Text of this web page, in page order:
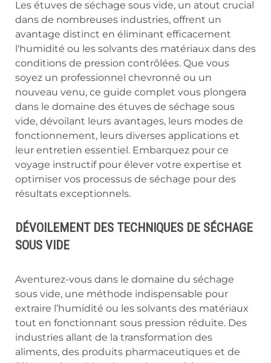
Les étuves de séchage sous vide, un atout crucial
dans de nombreuses industries, offrent un
avantage distinct en éliminant efficacement
l'humidité ou les solvants des matériaux dans des
conditions de pression contrôlées. Que vous
soyez un professionnel chevronné ou un
nouveau venu, ce guide complet vous plongera
dans le domaine des étuves de séchage sous
vide, dévoilant leurs avantages, leurs modes de
fonctionnement, leurs diverses applications et
leur entretien essentiel. Embarquez pour ce
voyage instructif pour élever votre expertise et
optimiser vos processus de séchage pour des
résultats exceptionnels.
DÉVOILEMENT DES TECHNIQUES DE SÉCHAGE
SOUS VIDE
Aventurez-vous dans le domaine du séchage
sous vide, une méthode indispensable pour
extraire l’humidité ou les solvants des matériaux
tout en fonctionnant sous pression réduite. Des
industries allant de la transformation des
aliments, des produits pharmaceutiques et de